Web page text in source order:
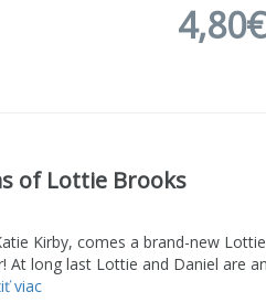
4,80€
of Lottie Brooks
Kirby, comes a brand-new
At long last Lottie and Daniel are
viac